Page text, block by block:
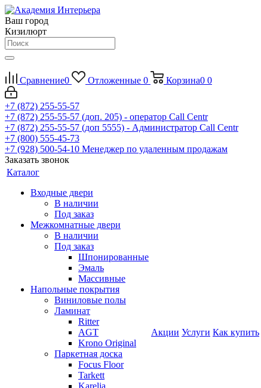
Ваш город
Кизилюрт
Сравнение0 Отложенные 0 Корзина0 0
+7 (872) 255-55-57
+7 (872) 255-55-57 (доп. 205) - оператор Call Centr
+7 (872) 255-55-57 (доп 5555) - Администратор Call Centr
+7 (800) 555-45-73
+7 (928) 500-54-10 Менеджер по удаленным продажам
Заказать звонок
Каталог
Входные двери
В наличии
Под заказ
Межкомнатные двери
В наличии
Под заказ
Шпонированные
Эмаль
Массивные
Напольные покрытия
Виниловые полы
Ламинат
Ritter
AGT
Krono Original
Паркетная доска
Focus Floor
Tarkett
Karelia
Акции Услуги Как купить